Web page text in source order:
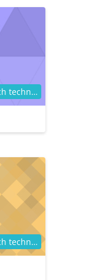
Katedra techniky a informačných technológií
Katedra techniky a informačných technológií